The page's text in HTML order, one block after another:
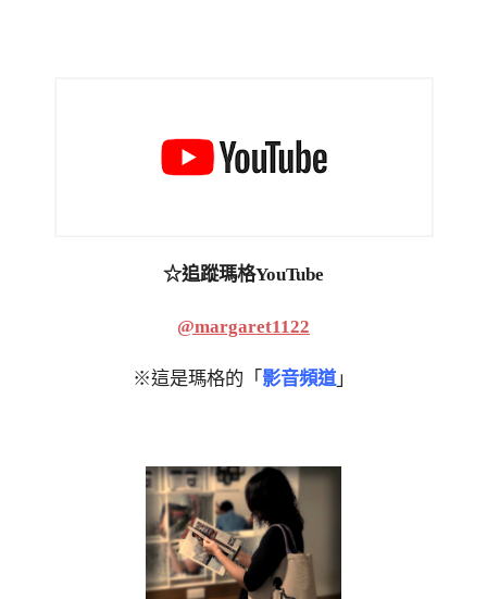
☆追蹤瑪格YouTube
@margaret1122
※這是瑪格的「 影音頻道 」